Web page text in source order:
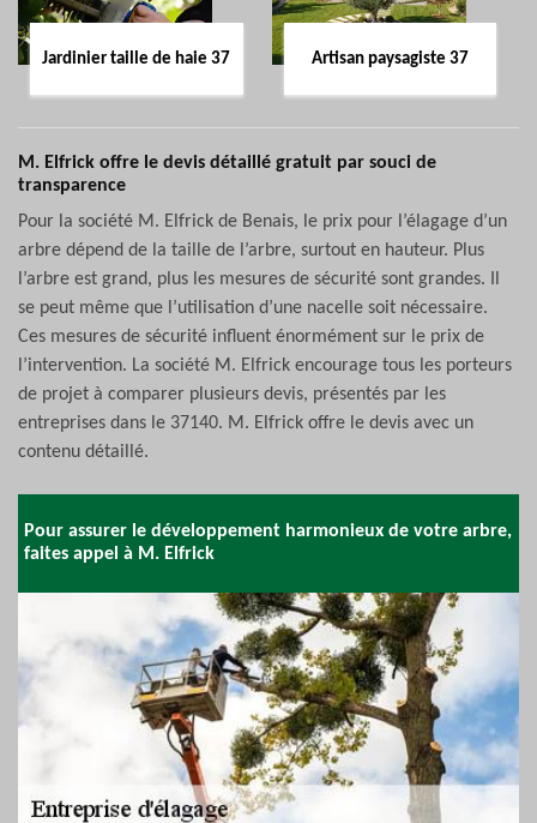
Jardinier taille de haie 37 Artisan paysagiste 37
M. Elfrick offre le devis détaillé gratuit par souci de
transparence
Pour la société M. Elfrick de Benais, le prix pour l’élagage d’un
arbre dépend de la taille de l’arbre, surtout en hauteur. Plus
l’arbre est grand, plus les mesures de sécurité sont grandes. Il
se peut même que l’utilisation d’une nacelle soit nécessaire.
Ces mesures de sécurité influent énormément sur le prix de
l’intervention. La société M. Elfrick encourage tous les porteurs
de projet à comparer plusieurs devis, présentés par les
entreprises dans le 37140. M. Elfrick offre le devis avec un
contenu détaillé.
Pour assurer le développement harmonieux de votre arbre,
faites appel à M. Elfrick